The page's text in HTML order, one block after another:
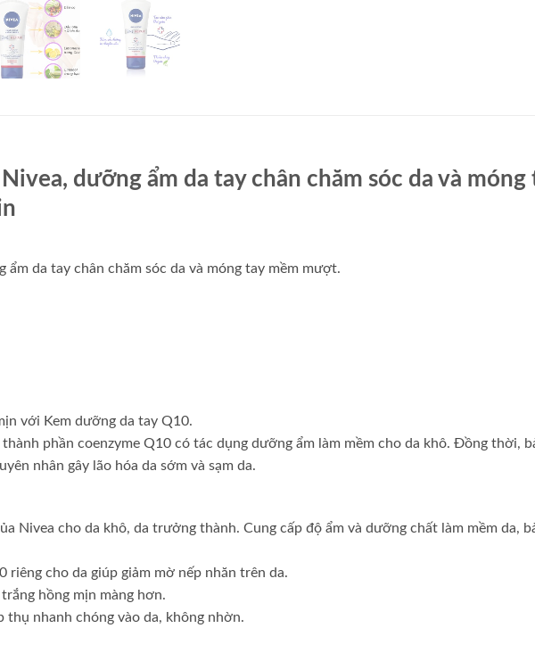
dưỡng ẩm da tay chân chăm sóc da và móng
ẩm da tay chân chăm sóc da và móng tay mềm mượt.
với Kem dưỡng da tay Q10.
phần coenzyme Q10 có tác dụng dưỡng ẩm làm mềm cho da khô. Đồng thời,
nhân gây lão hóa da sớm và sạm da.
Nivea cho da khô, da trưởng thành. Cung cấp độ ẩm và dưỡng chất làm mềm da,
riêng cho da giúp giảm mờ nếp nhăn trên da.
hồng mịn màng hơn.
thụ nhanh chóng vào da, không nhờn.